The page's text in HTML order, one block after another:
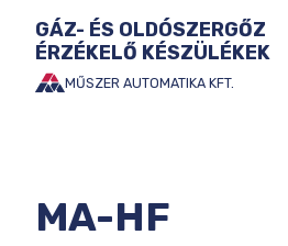
Ugrás
GÁZ- ÉS OLDÓSZERGŐZ
ÉRZÉKELŐ KÉSZÜLÉKEK
MŰSZER AUTOMATIKA KFT.
MA-HF